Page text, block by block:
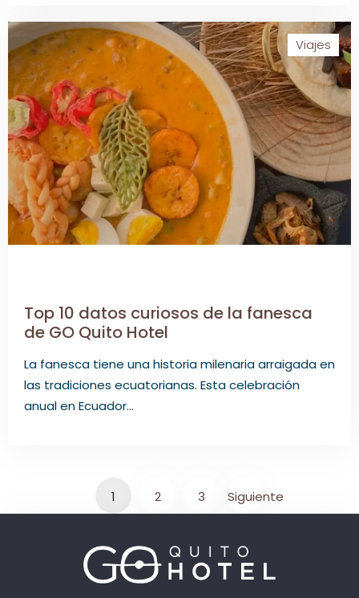
Viajes
Top 10 datos curiosos de la fanesca
de GO Quito Hotel
La fanesca tiene una historia milenaria arraigada en
las tradiciones ecuatorianas. Esta celebración
anual en Ecuador...
1 2 3 Siguiente